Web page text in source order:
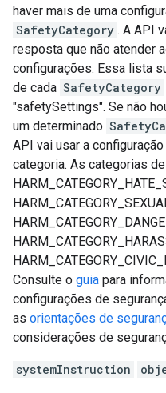
haver mais de uma
SafetyCategory . A API
resposta que não atender
configurações. Essa lista
de cada SafetyCategory
"safetySettings". Se não
um determinado
API vai usar a
categoria. As categorias
Consulte o guia para
configurações de
as orientações de
considerações de
systemInstruction